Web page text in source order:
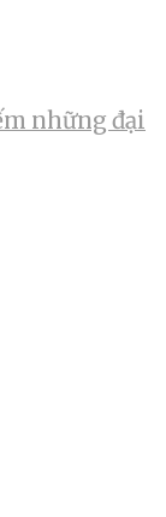
những đại